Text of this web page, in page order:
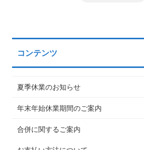
コンテンツ
夏季休業のお知らせ
年末年始休業期間のご案内
合併に関するご案内